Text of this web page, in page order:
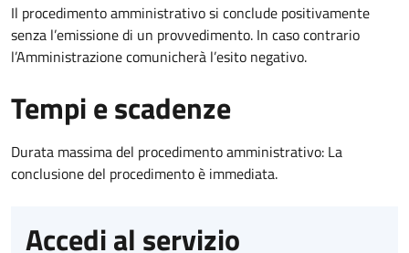
Il procedimento amministrativo si conclude positivamente
senza l’emissione di un provvedimento. In caso contrario
l’Amministrazione comunicherà l’esito negativo.
Tempi e scadenze
Durata massima del procedimento amministrativo: La
conclusione del procedimento è immediata.
Accedi al servizio